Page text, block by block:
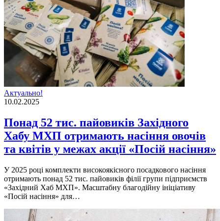
Актуально!
10.02.2025
Понад 52 тис. пайовиків Західного
Хабу МХП отримають насіння овочів
та квітів у межах акції «Посій насіння»
У 2025 році комплекти високоякісного посадкового насіння
отримають понад 52 тис. пайовиків філії групи підприємств
«Західний Хаб МХП». Масштабну благодійну ініціативу
«Посій насіння» для…